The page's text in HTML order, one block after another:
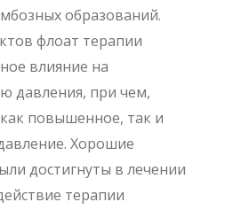
образований.
флоат терапии
влияние на
давления, при чем,
повышенное, так и
Хорошие
достигнуты в лечении
терапии